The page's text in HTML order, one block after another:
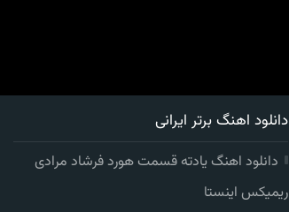
دانلود اهنگ برتر ایرانی
دانلود اهنگ یادته قسمت هورد فرشاد مرادی
ریمیکس اینستا